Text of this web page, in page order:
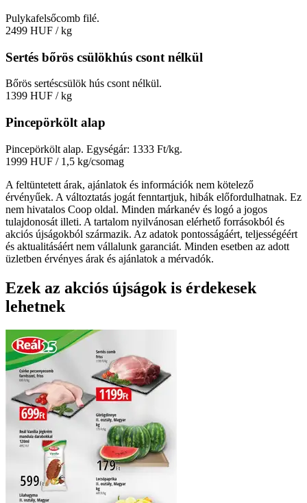
Pulykafelsőcomb filé.
2499 HUF / kg
Sertés bőrös csülökhús csont nélkül
Bőrös sertéscsülök hús csont nélkül.
1399 HUF / kg
Pincepörkölt alap
Pincepörkölt alap. Egységár: 1333 Ft/kg.
1999 HUF / 1,5 kg/csomag
A feltüntetett árak, ajánlatok és információk nem kötelező
érvényűek. A változtatás jogát fenntartjuk, hibák előfordulhatnak. Ez
nem hivatalos Coop oldal. Minden márkanév és logó a jogos
tulajdonosát illeti. A tartalom nyilvánosan elérhető forrásokból és
akciós újságokból származik. Az adatok pontosságáért, teljességéért
és aktualitásáért nem vállalunk garanciát. Minden esetben az adott
üzletben érvényes árak és ajánlatok a mérvadók.
Ezek az akciós újságok is érdekesek
lehetnek